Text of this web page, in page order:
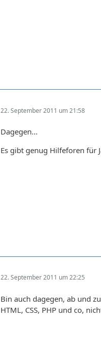
22. September 2011 um 21:58
Dagegen...
Es gibt genug Hilfeforen für
22. September 2011 um 22:25
Bin auch dagegen, ab und
HTML, CSS, PHP und co,